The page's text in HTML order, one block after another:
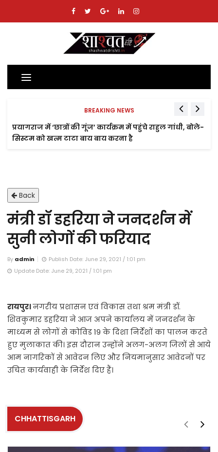
Toggle
navigation
BREAKING NEWS
प्रयागराज में ‘छात्रों की गूंज’ कार्यक्रम में पहुंचे राहुल गांधी, बोले-
सिस्टम को खत्म टाटा बाय बाय करना है
Back
मंत्री डॉ डहरिया ने जनदर्शन में
सुनी लोगों की फरियाद
By admin
Publish Date: June 29, 2021 / 1:01 pm
Update Date: June 29, 2021 / 1:01 pm
रायपुर।नगरीय प्रशासन एवं विकास तथा श्रम मंत्री डॉ.
शिवकुमार डहरिया ने आज अपने कार्यालय में जनदर्शन के
माध्यम से लोगों से कोविड 19 के दिशा निर्देशों का पालन करते
हुए मुलाकात की। इस दौरान उन्होंने अलग-अलग जिलों से आये
आम नागरिकों से आवेदन लिए और नियमानुसार आवेदनों पर
उचित कार्यवाही के निर्देश दिए हैं।
CHHATTISGARH